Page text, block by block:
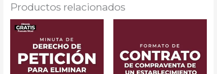
Productos relacionados